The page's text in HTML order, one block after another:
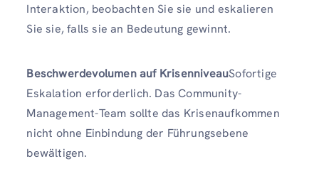
Interaktion, beobachten Sie sie und eskalieren
Sie sie, falls sie an Bedeutung gewinnt.
Beschwerdevolumen auf KrisenniveauSofortige
Eskalation erforderlich. Das Community-
Management-Team sollte das Krisenaufkommen
nicht ohne Einbindung der Führungsebene
bewältigen.